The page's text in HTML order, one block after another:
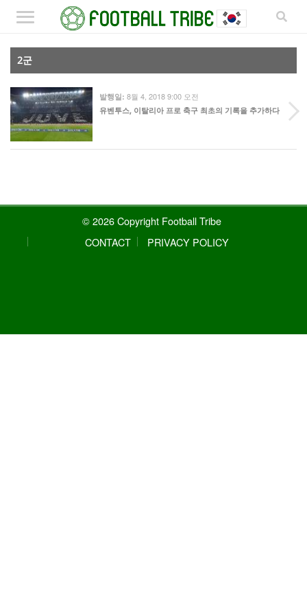
2군
발행일: 8월 4, 2018 9:00 오전
유벤투스, 이탈리아 프로 축구 최초의 기록을 추가하다
© 2026 Copyright Football Tribe
CONTACT
PRIVACY POLICY